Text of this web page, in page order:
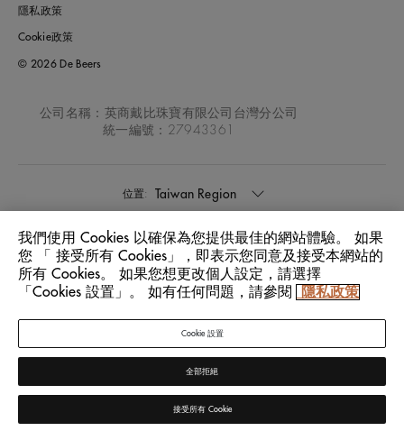
隱私政策
Cookie政策
© 2026 De Beers
公司名稱：英商戴比珠寶有限公司台灣分公司
統一編號：27943361
位置: Taiwan Region
語言: 中文
我們使用 Cookies 以確保為您提供最佳的網站體驗。 如果
您 「 接受所有 Cookies」，即表示您同意及接受本網站的
所有 Cookies。 如果您想更改個人設定，請選擇
「Cookies 設置」。 如有任何問題，請參閱
隱私政策
Cookie 設置
全部拒絕
接受所有 Cookie